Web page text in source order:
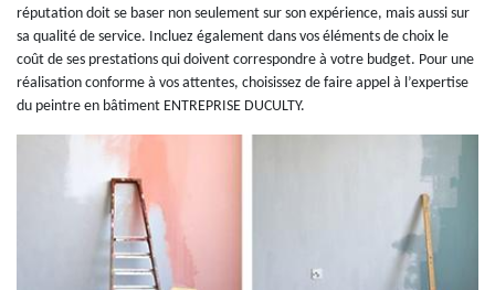
réputation doit se baser non seulement sur son expérience, mais aussi sur
sa qualité de service. Incluez également dans vos éléments de choix le
coût de ses prestations qui doivent correspondre à votre budget. Pour une
réalisation conforme à vos attentes, choisissez de faire appel à l’expertise
du peintre en bâtiment ENTREPRISE DUCULTY.